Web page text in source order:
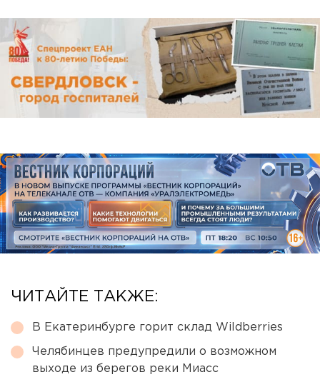
ЧИТАЙТЕ ТАКЖЕ:
В Екатеринбурге горит склад Wildberries
Челябинцев предупредили о возможном
выходе из берегов реки Миасс